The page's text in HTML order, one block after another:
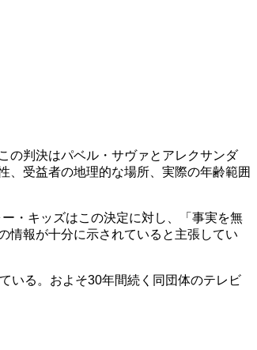
の判決はパベル・サヴァとアレクサンダ
、受益者の地理的な場所、実際の年齢範囲
・キッズはこの決定に対し、「事実を無
情報が十分に示されていると主張してい
いる。およそ30年間続く同団体のテレビ